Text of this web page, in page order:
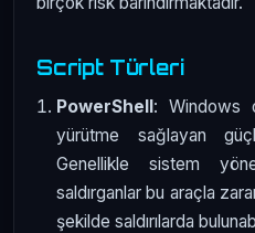
Script Türleri
PowerShell: Windows
yürütme sağlayan
Genellikle sistem
saldırganlar bu araçla
şekilde saldırılarda